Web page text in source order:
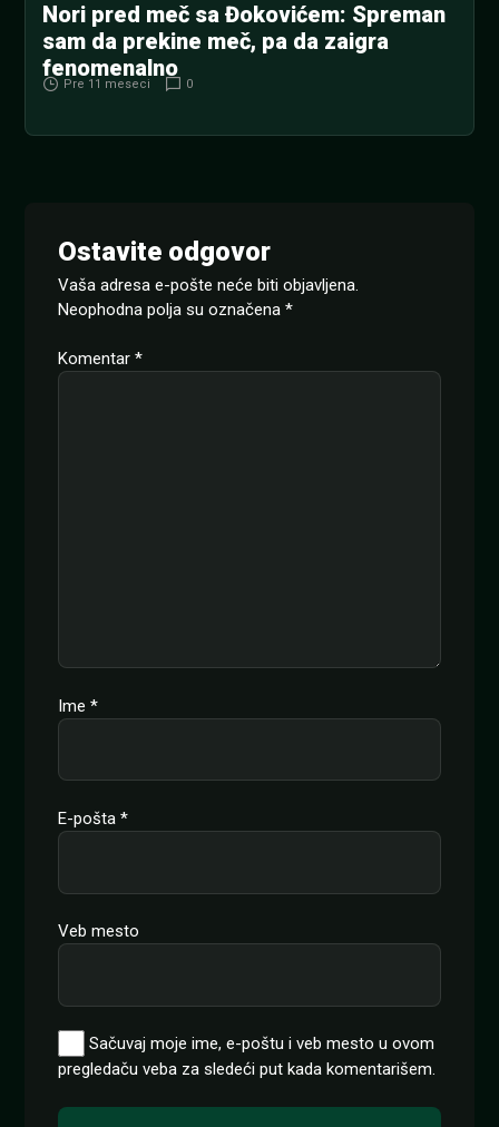
Nori pred meč sa Đokovićem: Spreman
sam da prekine meč, pa da zaigra
fenomenalno
Pre 11 meseci 0
Ostavite odgovor
Vaša adresa e-pošte neće biti objavljena.
Neophodna polja su označena *
Komentar *
Ime *
E-pošta *
Veb mesto
Sačuvaj moje ime, e-poštu i veb mesto u ovom
pregledaču veba za sledeći put kada komentarišem.